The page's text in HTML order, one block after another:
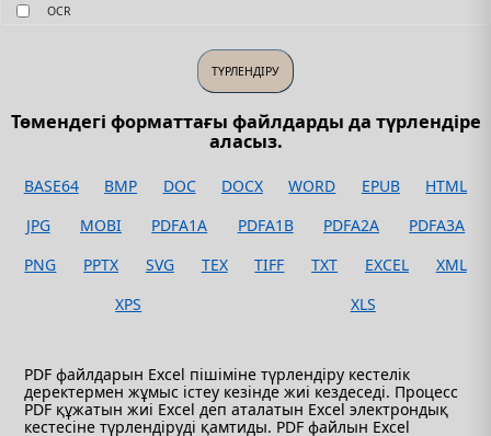
OCR
Төмендегі форматтағы файлдарды да түрлендіре
аласыз.
BASE64 BMP DOC DOCX WORD EPUB
HTML
JPG
MOBI PDFA1A PDFA1B PDFA2A
PDFA3A
PNG
PPTX SVG TEX TIFF TXT EXCEL
XML
XPS
XLS
PDF файлдарын Excel пішіміне түрлендіру кестелік
деректермен жұмыс істеу кезінде жиі кездеседі. Процесс
PDF құжатын жиі Excel деп аталатын Excel электрондық
кестесіне түрлендіруді қамтиды. PDF файлын Excel